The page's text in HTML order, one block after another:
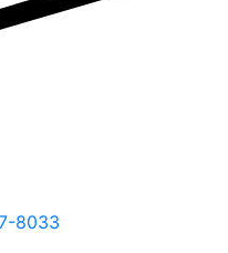
8033